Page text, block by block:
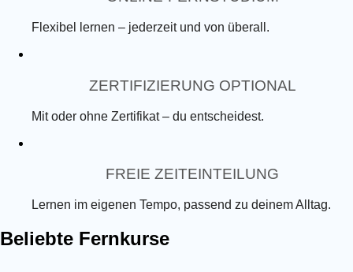
Flexibel lernen – jederzeit und von überall.
ZERTIFIZIERUNG OPTIONAL
Mit oder ohne Zertifikat – du entscheidest.
FREIE ZEITEINTEILUNG
Lernen im eigenen Tempo, passend zu deinem Alltag.
Beliebte Fernkurse